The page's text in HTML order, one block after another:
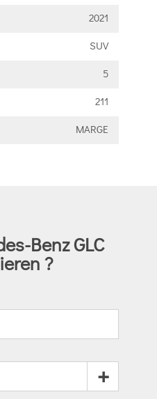
2021
SUV
5
211
MARGE
Benz GLC
?
+